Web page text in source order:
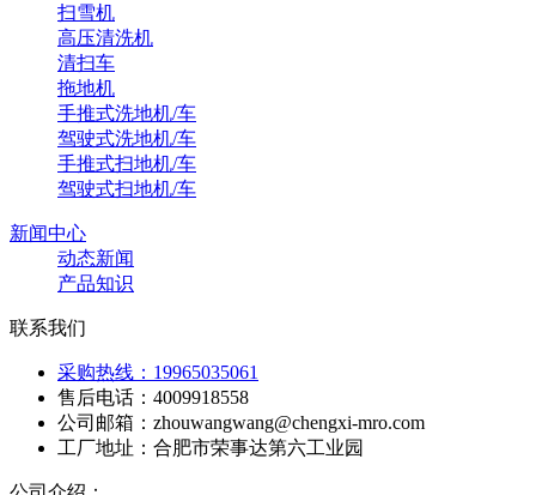
扫雪机
高压清洗机
清扫车
拖地机
手推式洗地机/车
驾驶式洗地机/车
手推式扫地机/车
驾驶式扫地机/车
新闻中心
动态新闻
产品知识
联系我们
采购热线：19965035061
售后电话：4009918558
公司邮箱：zhouwangwang@chengxi-mro.com
工厂地址：合肥市荣事达第六工业园